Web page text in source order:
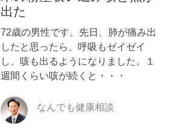
出た
72歳の男性です。先日、肺が痛み出
したと思ったら、呼吸もゼイゼイ
し、咳も出るようになりました。１
週間くらい咳が続くと・・・
なんでも健康相談